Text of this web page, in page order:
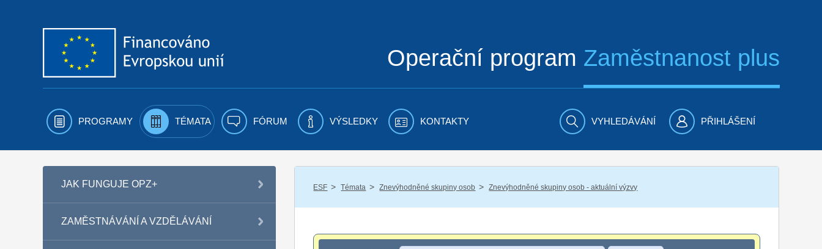
Operační program Zaměstnanost plus
PROGRAMY TÉMATA FÓRUM VÝSLEDKY KONTAKTY VYHLEDÁVÁNÍ PŘIHLÁŠENÍ
JAK FUNGUJE OPZ+
ZAMĚSTNÁVÁNÍ A VZDĚLÁVÁNÍ
ESF / Témata / Znevýhodněné skupiny osob / Znevýhodněné skupiny osob - aktuální výzvy